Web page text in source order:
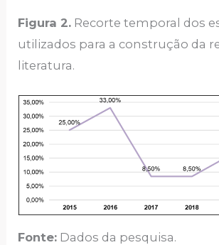
Figura 2. Recorte temporal dos
utilizados para a construção da
literatura.
Fonte: Dados da pesquisa.